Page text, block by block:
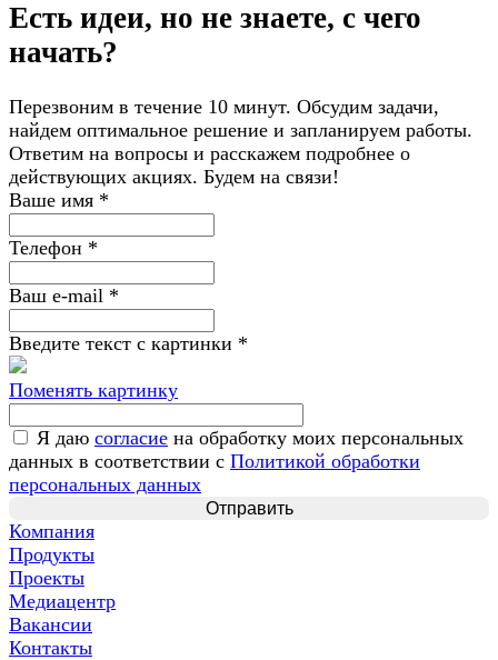
Есть идеи, но не знаете, с чего
начать?
Перезвоним в течение 10 минут. Обсудим задачи,
найдем оптимальное решение и запланируем работы.
Ответим на вопросы и расскажем подробнее о
действующих акциях. Будем на связи!
Ваше имя *
Телефон *
Ваш e-mail *
Введите текст с картинки *
Поменять картинку
Я даю согласие на обработку моих персональных
данных в соответствии с Политикой обработки
персональных данных
Компания
Продукты
Проекты
Медиацентр
Вакансии
Контакты